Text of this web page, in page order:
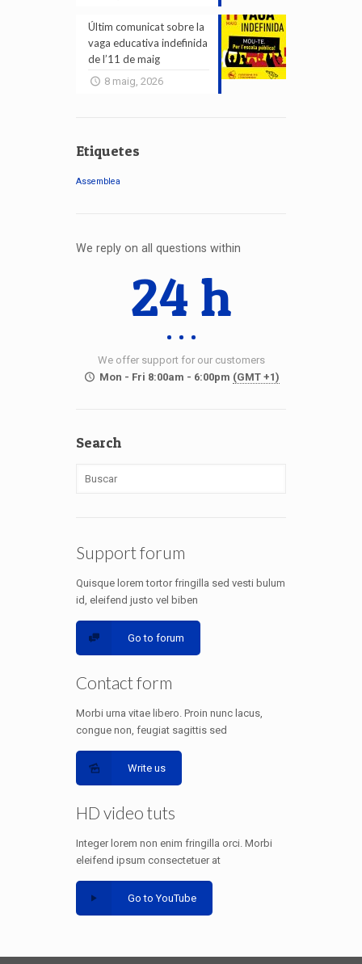
Últim comunicat sobre la
vaga educativa indefinida
de l’11 de maig
8 maig, 2026
Etiquetes
Assemblea
We reply on all questions within
24 h
We offer support for our customers
Mon - Fri 8:00am - 6:00pm (GMT +1)
Search
Support forum
Quisque lorem tortor fringilla sed vesti bulum
id, eleifend justo vel biben
Go to forum
Contact form
Morbi urna vitae libero. Proin nunc lacus,
congue non, feugiat sagittis sed
Write us
HD video tuts
Integer lorem non enim fringilla orci. Morbi
eleifend ipsum consectetuer at
Go to YouTube